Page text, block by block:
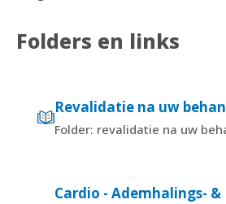
Folders en links
Revalidatie na uw
Folder: revalidatie na uw
Cardio - Ademhalings- &